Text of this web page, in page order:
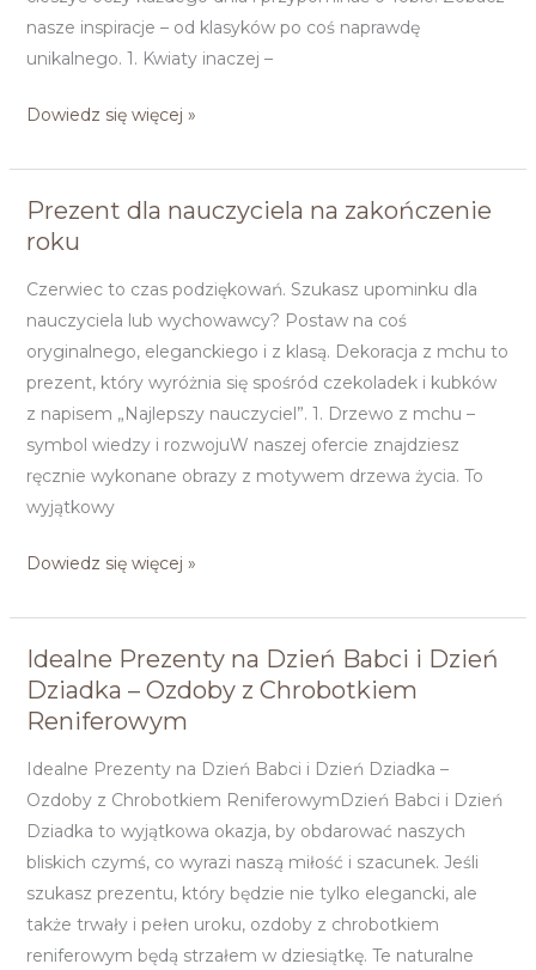
nasze inspiracje – od klasyków po coś naprawdę
unikalnego. 1. Kwiaty inaczej –
Dowiedz się więcej »
Prezent dla nauczyciela na zakończenie
roku
Czerwiec to czas podziękowań. Szukasz upominku dla
nauczyciela lub wychowawcy? Postaw na coś
oryginalnego, eleganckiego i z klasą. Dekoracja z mchu to
prezent, który wyróżnia się spośród czekoladek i kubków
z napisem „Najlepszy nauczyciel”. 1. Drzewo z mchu –
symbol wiedzy i rozwojuW naszej ofercie znajdziesz
ręcznie wykonane obrazy z motywem drzewa życia. To
wyjątkowy
Prezent
dla
na
zakończenie
roku
Dowiedz się więcej »
Idealne Prezenty na Dzień Babci i Dzień
Dziadka – Ozdoby z Chrobotkiem
Reniferowym
Idealne Prezenty na Dzień Babci i Dzień Dziadka –
Ozdoby z Chrobotkiem ReniferowymDzień Babci i Dzień
Dziadka to wyjątkowa okazja, by obdarować naszych
bliskich czymś, co wyrazi naszą miłość i szacunek. Jeśli
szukasz prezentu, który będzie nie tylko elegancki, ale
także trwały i pełen uroku, ozdoby z chrobotkiem
reniferowym będą strzałem w dziesiątkę. Te naturalne
Idealne
Prezenty
na